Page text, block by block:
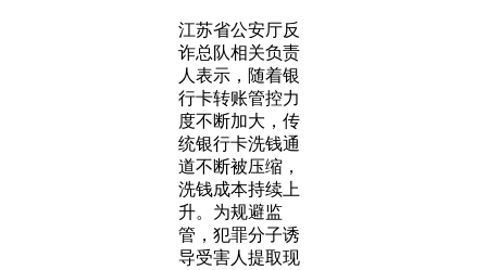
江苏省公安厅反
诈总队相关负责
人表示，随着银
行卡转账管控力
度不断加大，传
统银行卡洗钱通
道不断被压缩，
洗钱成本持续上
升。为规避监
管，犯罪分子诱
导受害人提取现